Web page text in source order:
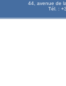
44, avenue de
Tél. :